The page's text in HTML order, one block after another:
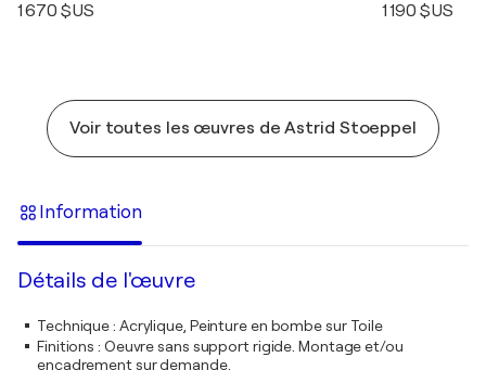
1 670 $US 1 190 $US
Voir toutes les œuvres de Astrid Stoeppel
Information
Détails de l'œuvre
Technique: Acrylique, Peinture en bombe sur Toile
Finitions : Oeuvre sans support rigide. Montage et/ou
encadrement sur demande.